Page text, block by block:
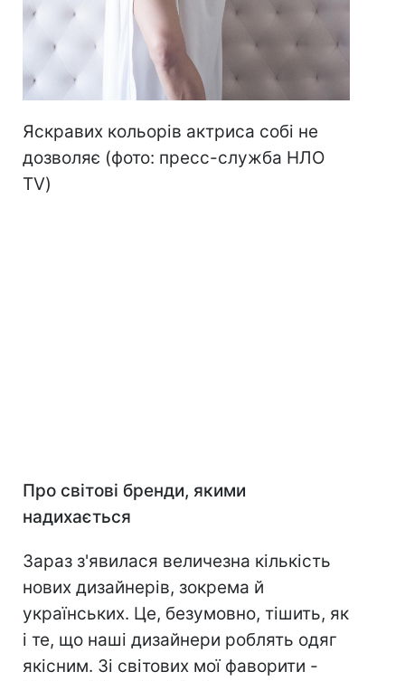
Яскравих кольорів актриса собі не
дозволяє (фото: пресс-служба НЛО
TV)
Про світові бренди, якими
надихається
Зараз з'явилася величезна кількість
нових дизайнерів, зокрема й
українських. Це, безумовно, тішить, як
і те, що наші дизайнери роблять одяг
якісним. Зі світових мої фаворити -